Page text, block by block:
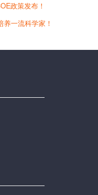
政策发布！
一流科学家！